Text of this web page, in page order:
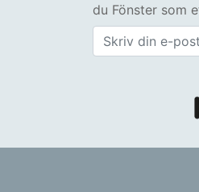
du Fönster som